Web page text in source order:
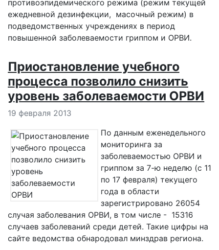
противоэпидемического режима (режим текущей
ежедневной дезинфекции, масочный режим) в
подведомственных учреждениях в период
повышенной заболеваемости гриппом и ОРВИ.
Приостановление учебного
процесса позволило снизить
уровень заболеваемости ОРВИ
Информация о материале
19 февраля 2013
По данным еженедельного
мониторинга за
заболеваемостью ОРВИ и
гриппом за 7-ю неделю (с 11
по 17 февраля) текущего
года в области
зарегистрировано 26054
случая заболевания ОРВИ, в том числе - 15316
случаев заболеваний среди детей. Такие цифры на
сайте ведомства обнародовал минздрав региона.